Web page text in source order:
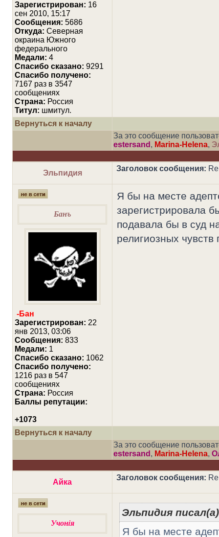
Зарегистрирован: 16
сен 2010, 15:17
Сообщения: 5686
Откуда: Северная
окраина Южного
федерального
Медали: 4
Cпасибо сказано: 9291
Спасибо получено:
7167 раз в 3547
сообщениях
Страна: Россия
Титул: шмитул.
Вернуться к началу
За это сообщение
estersand , Marina-Helena,
Эльпидия
Заголовок сообщения:
Банъ
-Бан
Зарегистрирован: 22
янв 2013, 03:06
Сообщения: 833
Медали: 1
Cпасибо сказано: 1062
Спасибо получено:
1216 раз в 547
сообщениях
Страна: Россия
Баллы репутации:
+1073
Я бы на месте
зарегистрировала
подавала бы в суд
религиозных
Вернуться к началу
За это сообщение
estersand , Marina-Helena,
Айка
Заголовок сообщения:
Учонiя
Эльпидия
Я бы на месте